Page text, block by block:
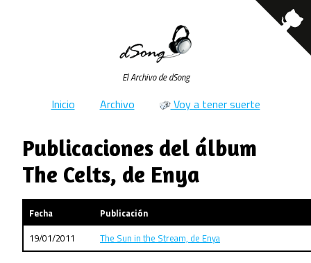
El Archivo de dSong
Inicio Archivo Voy a tener suerte
Publicaciones del álbum
The Celts, de Enya
Fecha
Publicación
19/01/2011
The Sun in the Stream, de Enya